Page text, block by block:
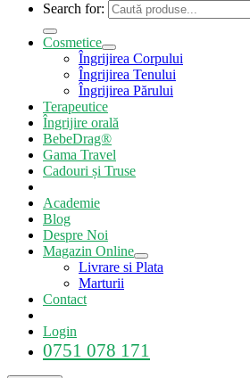
Search for:
Cosmetice
Îngrijirea Corpului
Îngrijirea Tenului
Îngrijirea Părului
Terapeutice
Îngrijire orală
BebeDrag®
Gama Travel
Cadouri și Truse
Academie
Blog
Despre Noi
Magazin Online
Livrare si Plata
Marturii
Contact
Login
0751 078 171